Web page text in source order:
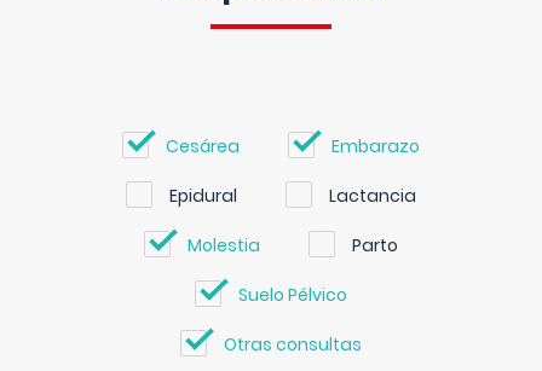
Cesárea Embarazo
Epidural Lactancia
Molestia Parto
Suelo Pélvico
Otras consultas